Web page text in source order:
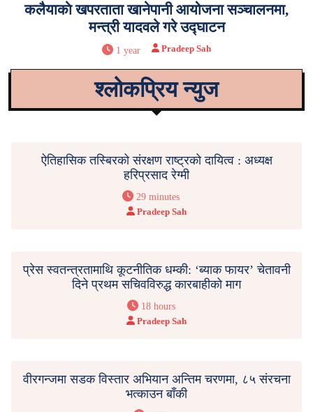
कलैयाकाे खपरताता खानेपानी आयोजना सञ्चालनमा,
मन्त्री यादवले गरे उद्घाटन
1 year Pradeep Sah
श्लोकप्रिय न्युज
ऐतिहासिक तस्बिरको संरक्षण राष्ट्रको दायित्व : अध्यक्ष
हरिप्रसाद रेग्मी
29 minutes
Pradeep Sah
प्रेस स्वतन्त्रतामाथि कूटनीतिक धम्की: ‘ब्याक फायर’ चेतावनी
दिने प्रथम सचिवविरुद्ध कारबाहीको माग
18 hours
Pradeep Sah
वीरगन्जमा सडक विस्तार अभियान अन्तिम चरणमा, ८५ संरचना
भत्काउन बाँकी